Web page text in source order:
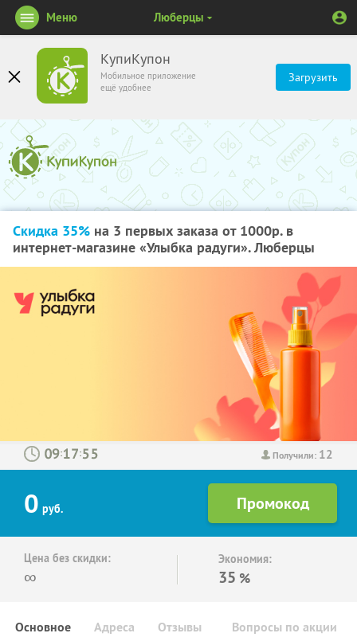
КупиКупон
Мобильное приложение
ещё удобнее
Загрузить
Меню Люберцы
Скидка 35% на 3 первых заказа от 1000р. в
интернет-магазине «Улыбка радуги». Люберцы
Получили: 12
: :
0 руб.
Цена без скидки:
∞
Экономия:
35 %
Основное Отзывы Вопросы по акции
Адреса